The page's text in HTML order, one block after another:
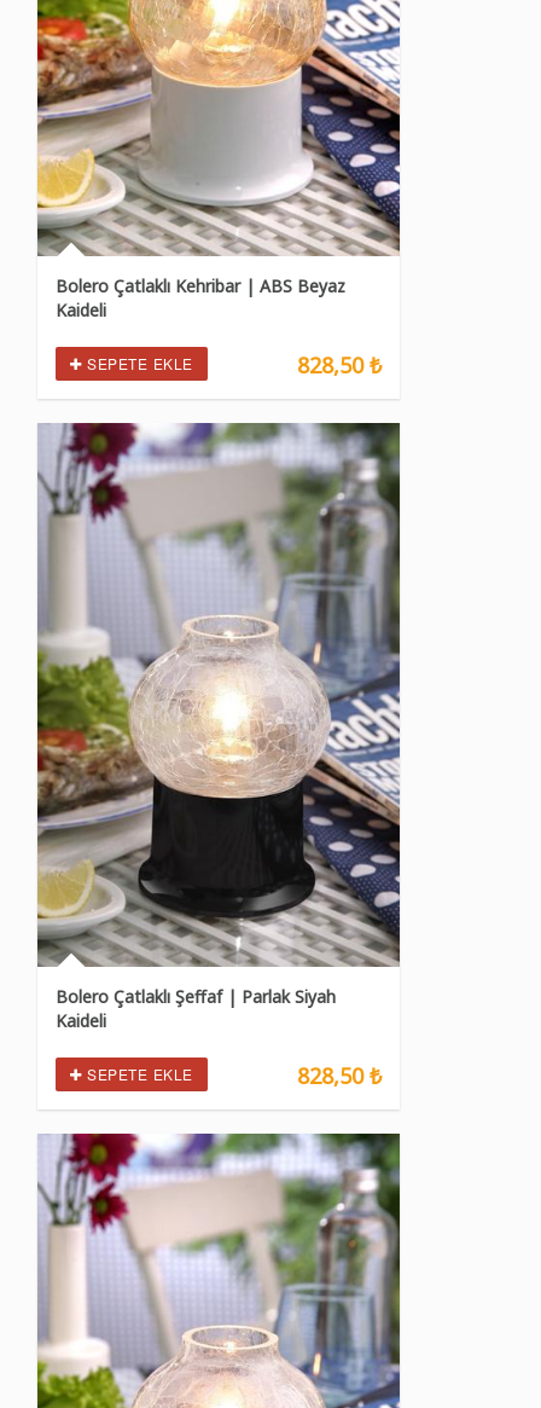
Bolero Çatlaklı Kehribar | ABS Beyaz
Kaideli
SEPETE EKLE 828,50 ₺
Bolero Çatlaklı Şeffaf | Parlak Siyah
Kaideli
SEPETE EKLE 828,50 ₺